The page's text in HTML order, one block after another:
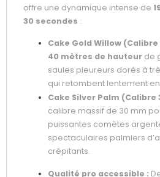
offre une dynamique intense de
30 secondes :
Cake Gold Willow (Calibre
40 mètres de hauteur de
saules pleureurs dorés à
qui retombent lentement
Cake Silver Palm (Calibre
calibre massif de 30 mm
puissantes comètes
spectaculaires palmiers
crépitants.
Qualité pro accessible :